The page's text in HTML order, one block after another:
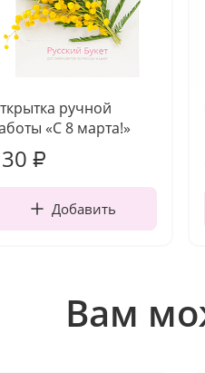
ручной
«С 8 марта!»
₽
Добавить
Вам